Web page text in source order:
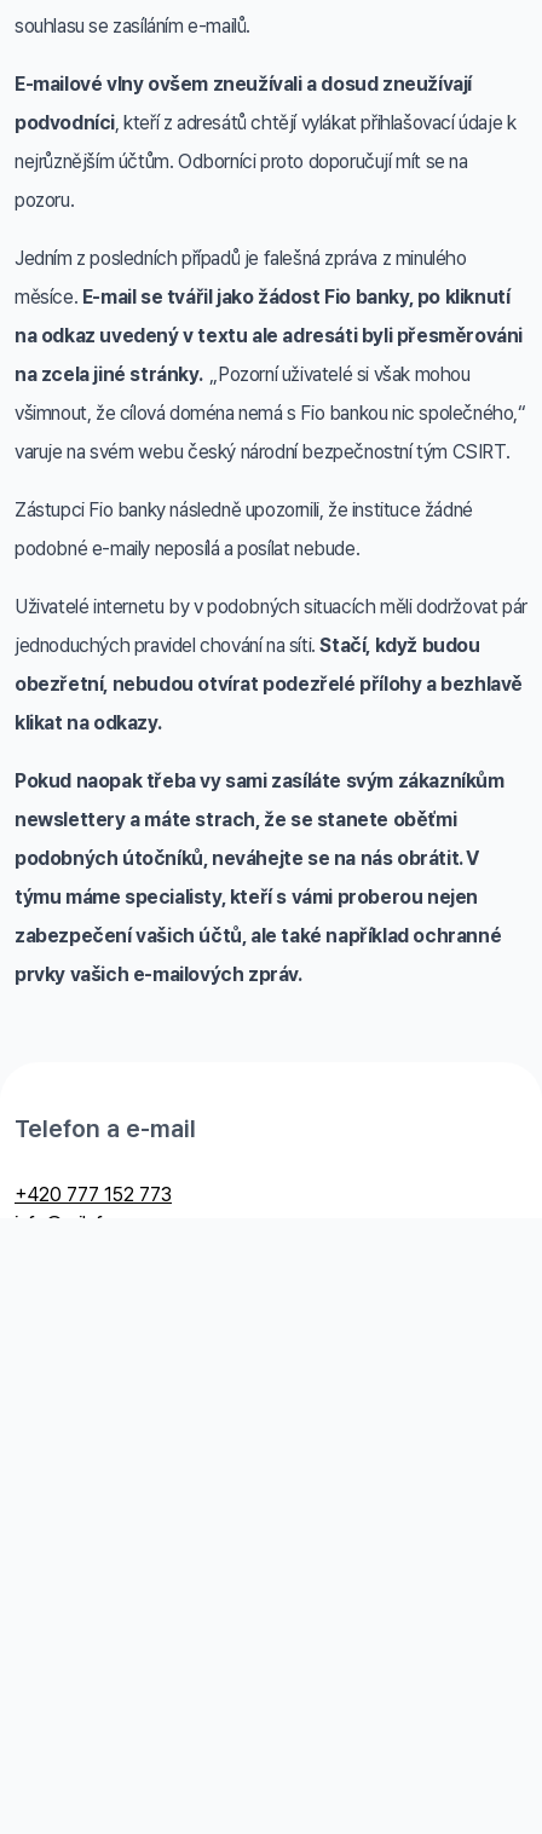
souhlasu se zasíláním e-mailů.
E-mailové vlny ovšem zneužívali a dosud zneužívají
podvodníci , kteří z adresátů chtějí vylákat přihlašovací údaje k
nejrůznějším účtům. Odborníci proto doporučují mít se na
pozoru.
Jedním z posledních případů je falešná zpráva z minulého
měsíce. E-mail se tvářil jako žádost Fio banky, po kliknutí
na odkaz uvedený v textu ale adresáti byli přesměrováni
na zcela jiné stránky.
„Pozorní uživatelé si však mohou
všimnout, že cílová doména nemá s Fio bankou nic společného,“
varuje na svém webu český národní bezpečnostní tým CSIRT.
Zástupci Fio banky následně upozornili, že instituce žádné
podobné e-maily neposílá a posílat nebude.
Uživatelé internetu by v podobných situacích měli dodržovat pár
jednoduchých pravidel chování na síti.Stačí, když budou
obezřetní, nebudou otvírat podezřelé přílohy a bezhlavě
klikat na odkazy.
Pokud naopak třeba vy sami zasíláte svým zákazníkům
newslettery a máte strach, že se stanete oběťmi
podobných útočníků, neváhejte se na nás obrátit. V
týmu máme specialisty, kteří s vámi proberou nejen
zabezpečení vašich účtů, ale také například ochranné
prvky vašich e-mailových zpráv.
Telefon a e-mail
+420 777 152 773
info@railsformers.com